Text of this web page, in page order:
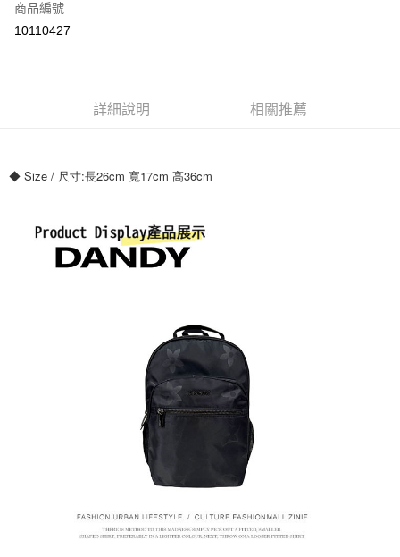
超商取貨付款
7-11付款取貨
宅配
每筆NT$80，滿NT$699(含以上)免運費
商品編號
10110427
詳細說明 相關推薦
◆ Size / 尺寸:長26cm 寬17cm 高36cm